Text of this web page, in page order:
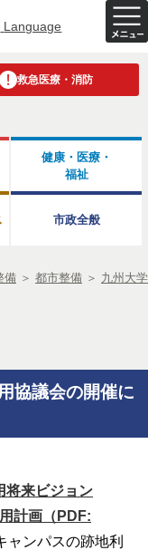
Language
救急医療・消防
健康・医療・
福祉
市政全般
備 ＞ 都市整備 ＞ 九州大学
協議会の開催に
将来ビジョン
計画（PDF:
ャンパスの跡地利